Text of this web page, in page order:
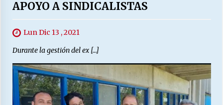
APOYO A SINDICALISTAS
Lun Dic 13 , 2021
Durante la gestión del ex […]